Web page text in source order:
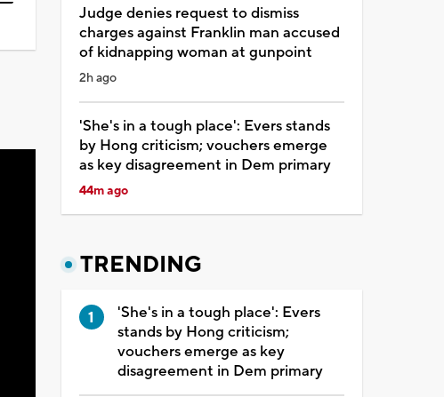
Judge denies request to dismiss
charges against Franklin man accused
of kidnapping woman at gunpoint
2h ago
'She's in a tough place': Evers stands
by Hong criticism; vouchers emerge
as key disagreement in Dem primary
44m ago
TRENDING
'She's in a tough place': Evers
stands by Hong criticism;
vouchers emerge as key
disagreement in Dem primary